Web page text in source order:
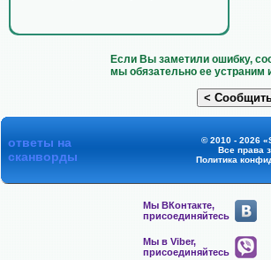
Если Вы заметили ошибку,
мы обязательно ее устраним
ответы на
сканворды
© 2010 - 2026
Все права
Политика
Мы ВКонтакте,
присоединяйтесь
Мы в Viber,
присоединяйтесь